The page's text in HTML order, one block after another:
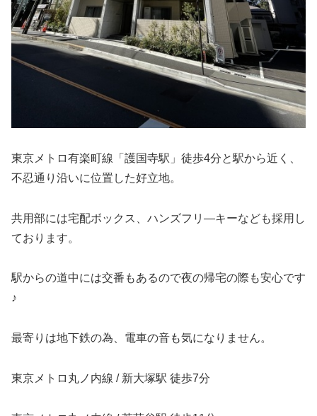
東京メトロ有楽町線「護国寺駅」徒歩4分と駅から近く、
不忍通り沿いに位置した好立地。
共用部には宅配ボックス、ハンズフリ―キーなども採用し
ております。
駅からの道中には交番もあるので夜の帰宅の際も安心です
♪
最寄りは地下鉄の為、電車の音も気になりません。
東京メトロ丸ノ内線 / 新大塚駅 徒歩7分